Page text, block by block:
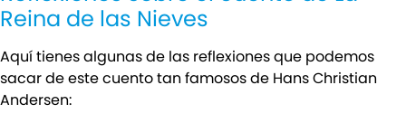
Reina de las Nieves
Aquí tienes algunas de las reflexiones que podemos
sacar de este cuento tan famosos de Hans Christian
Andersen: